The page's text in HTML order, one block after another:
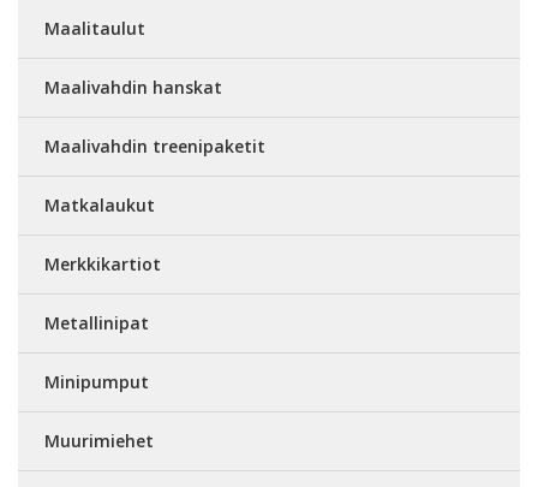
Maalitaulut
Maalivahdin hanskat
Maalivahdin treenipaketit
Matkalaukut
Merkkikartiot
Metallinipat
Minipumput
Muurimiehet